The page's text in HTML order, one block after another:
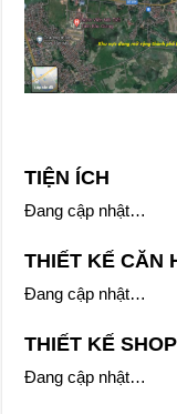
TIỆN ÍCH
Đang cập nhật…
THIẾT KẾ CĂN
Đang cập nhật…
THIẾT KẾ
Đang cập nhật…